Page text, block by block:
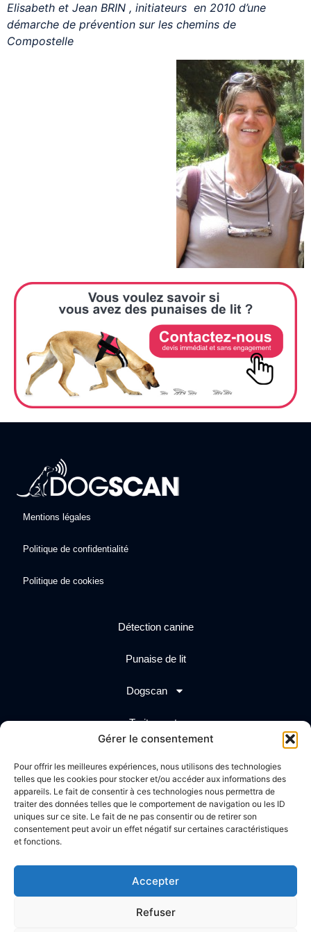
Gérer le consentement
Pour offrir les meilleures expériences, nous utilisons des technologies
telles que les cookies pour stocker et/ou accéder aux informations des
appareils. Le fait de consentir à ces technologies nous permettra de
traiter des données telles que le comportement de navigation ou les ID
uniques sur ce site. Le fait de ne pas consentir ou de retirer son
consentement peut avoir un effet négatif sur certaines caractéristiques
et fonctions.
Accepter
Refuser
Elisabeth et Jean BRIN , initiateurs en 2010 d’une
démarche de prévention sur les chemins de
Compostelle
Mentions légales
Politique de confidentialité
Politique de cookies
Détection canine
Punaise de lit
Dogscan
Traitements
Propulsé par Création graphique